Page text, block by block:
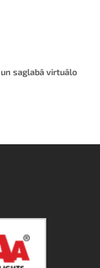
saglabā virtuālo